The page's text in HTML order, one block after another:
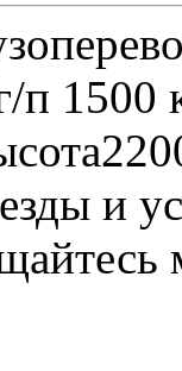
1500
и